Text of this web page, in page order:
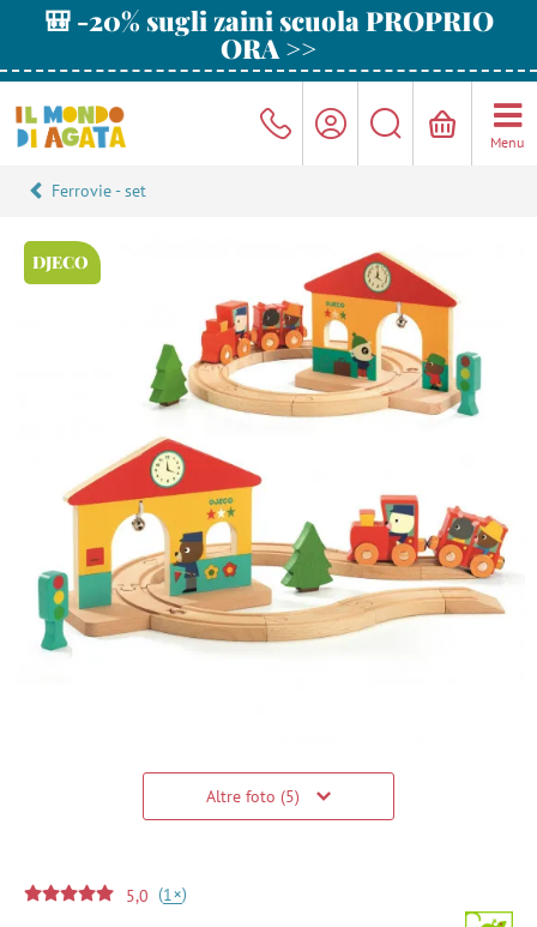
🎒 -20% sugli zaini scuola PROPRIO
ORA >>
Menu
Ferrovie - set
DJECO
Altre foto (5)
5,0 (1+)